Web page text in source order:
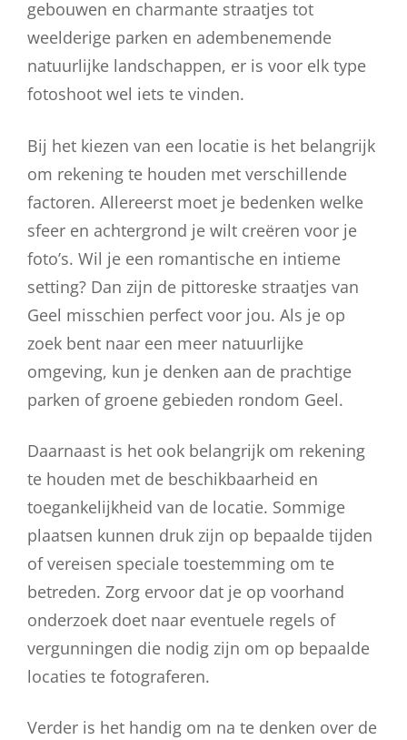
gebouwen en charmante straatjes tot
weelderige parken en adembenemende
natuurlijke landschappen, er is voor elk type
fotoshoot wel iets te vinden.
Bij het kiezen van een locatie is het belangrijk
om rekening te houden met verschillende
factoren. Allereerst moet je bedenken welke
sfeer en achtergrond je wilt creëren voor je
foto’s. Wil je een romantische en intieme
setting? Dan zijn de pittoreske straatjes van
Geel misschien perfect voor jou. Als je op
zoek bent naar een meer natuurlijke
omgeving, kun je denken aan de prachtige
parken of groene gebieden rondom Geel.
Daarnaast is het ook belangrijk om rekening
te houden met de beschikbaarheid en
toegankelijkheid van de locatie. Sommige
plaatsen kunnen druk zijn op bepaalde tijden
of vereisen speciale toestemming om te
betreden. Zorg ervoor dat je op voorhand
onderzoek doet naar eventuele regels of
vergunningen die nodig zijn om op bepaalde
locaties te fotograferen.
Verder is het handig om na te denken over de